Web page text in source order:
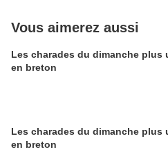
Vous aimerez aussi
Les charades du dimanche plus
en breton
Les charades du dimanche plus
en breton